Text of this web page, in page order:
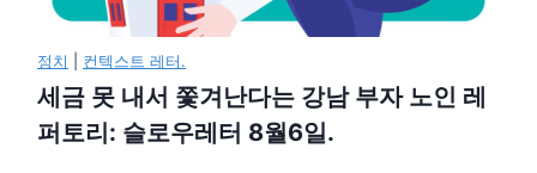
정치 컨텍스트 레터.
세금 못 내서 쫓겨난다는 강남 부자 노인 레
퍼토리: 슬로우레터 8월6일.